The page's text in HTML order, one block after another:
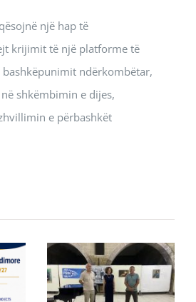
një hap të
krijimit të një platforme të
bashkëpunimit ndërkombëtar,
shkëmbimin e dijes,
e përbashkët